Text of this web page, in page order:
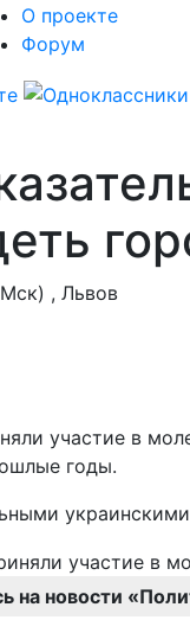
О проекте
Форум
, Львов
участие в
годы.
на новости